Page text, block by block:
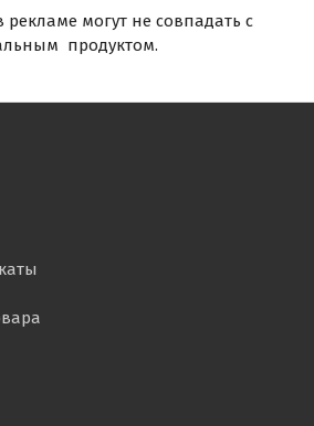
могут не совпадать с
продуктом.